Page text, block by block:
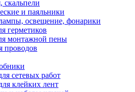
скальпели
и паяльники
освещение, фонарики
герметиков
монтажной пены
проводов
сетевых работ
клейких лент